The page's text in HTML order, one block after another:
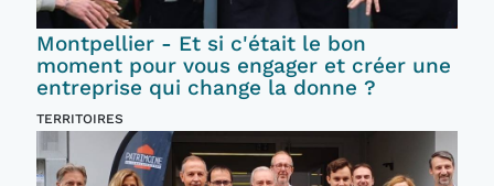
Montpellier - Et si c'était le bon
moment pour vous engager et créer une
entreprise qui change la donne ?
TERRITOIRES